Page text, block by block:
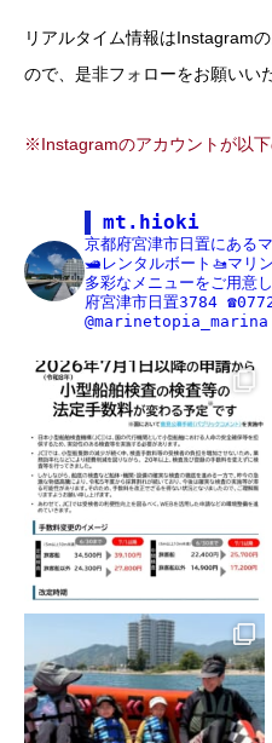
リアルタイム情報はInstagram
ので、是非フォローをお願いい
※Instagramのアカウントが以
mt.hioki
京都府宮津市日置にある
🛥レンタルボート🚤マリ
多彩なメニューをご用意
府宮津市日置3784
@marinetopia_marina